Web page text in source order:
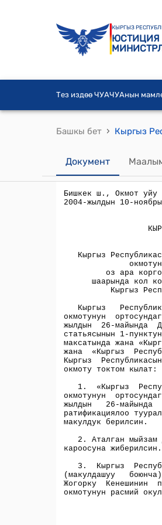
КЫРГЫЗ
ЮСТИЦИЯ
Тез издөө ЧУАЧУАнын
Башкы бет ›
Документ